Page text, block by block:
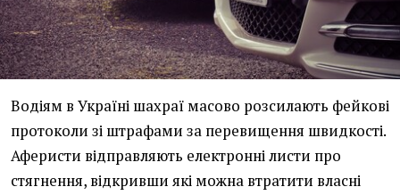
Водіям в Україні шахраї масово розсилають фейкові
протоколи зі штрафами за перевищення швидкості.
Аферисти відправляють електронні листи про
стягнення, відкривши які можна втратити власні